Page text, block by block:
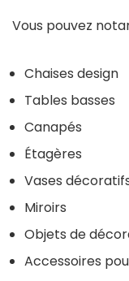
Vous pouvez
Chaises design
Tables basses
Canapés
Étagères
Vases
Miroirs
Objets de
Accessoires